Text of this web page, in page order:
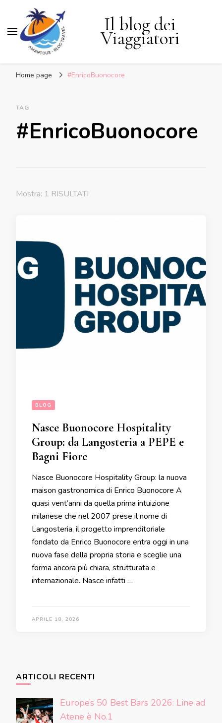
Il blog dei
Viaggiatori
Home page #EnricoBuonocore
TAG
#EnricoBuonocore
Mostra: 1 RISULTATI
BLOG
Nasce Buonocore Hospitality
Group: da Langosteria a PEPE e
Bagni Fiore
Nasce Buonocore Hospitality Group: la nuova
maison gastronomica di Enrico Buonocore A
quasi vent’anni da quella prima intuizione
milanese che nel 2007 prese il nome di
Langosteria, il progetto imprenditoriale
fondato da Enrico Buonocore entra oggi in una
nuova fase della propria storia e sceglie una
forma ancora più chiara, strutturata e
internazionale. Nasce infatti …
APRILE 18, 2026
ARTICOLI RECENTI
Europe’s 50 Best Bars 2026: Line ad
Atene è No.1